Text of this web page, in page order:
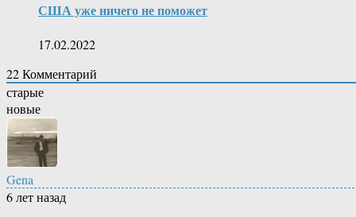
США уже ничего не поможет
17.02.2022
22Комментарий
старые
новые
Gena
6 лет назад